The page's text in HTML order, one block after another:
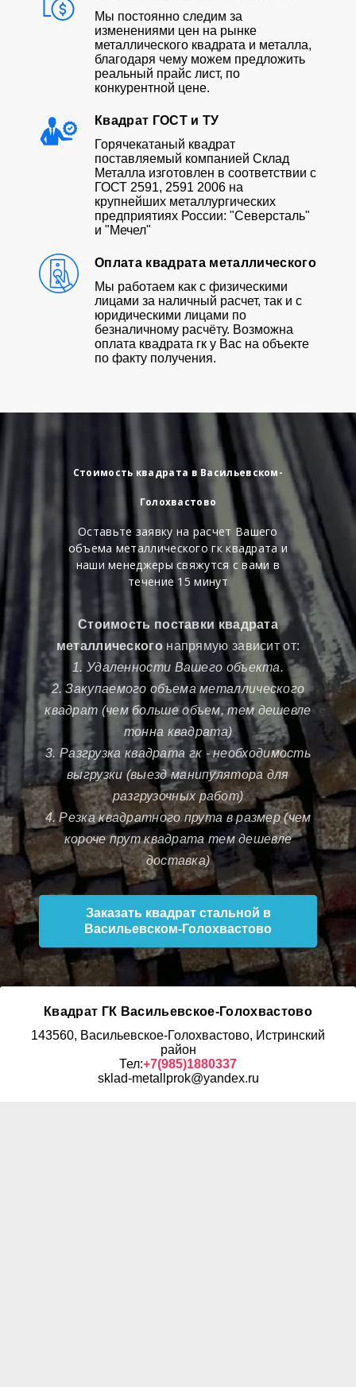
Мы постоянно следим за
изменениями цен на рынке
металлического квадрата и металла,
благодаря чему можем предложить
реальный прайс лист, по
конкурентной цене.
Квадрат ГОСТ и ТУ
Горячекатаный квадрат
поставляемый компанией Склад
Металла изготовлен в соответствии с
ГОСТ 2591, 2591 2006 на
крупнейших металлургических
предприятиях России: "Северсталь"
и "Мечел"
Оплата квадрата металлического
Мы работаем как с физическими
лицами за наличный расчет, так и с
юридическими лицами по
безналичному расчёту. Возможна
оплата квадрата гк у Вас на объекте
по факту получения.
Стоимость квадрата в Васильевском-
Голохвастово
Оставьте заявку на расчет Вашего
объема металлического гк квадрата и
наши менеджеры свяжутся с вами в
течение 15 минут
Стоимость поставки квадрата
металлического напрямую зависит от:
1. Удаленности Вашего объекта.
2. Закупаемого объема металлического
квадрат (чем больше объем, тем дешевле
тонна квадрата)
3. Разгрузка квадрата гк - необходимость
выгрузки (выезд манипулятора для
разгрузочных работ)
4. Резка квадратного прута в размер (чем
короче прут квадрата тем дешевле
доставка)
Заказать квадрат стальной в
Васильевском-Голохвастово
Квадрат ГК Васильевское-Голохвастово
143560, Васильевское-Голохвастово, Истринский
район
Тел:+7(985)1880337
sklad-metallprok@yandex.ru